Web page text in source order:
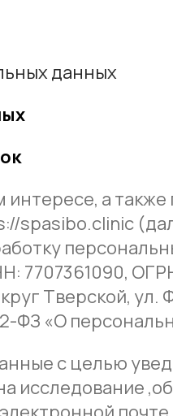
данных
а
spasibo.clinic
Тверской, ул.
ФЗ «О
с целью
исследование